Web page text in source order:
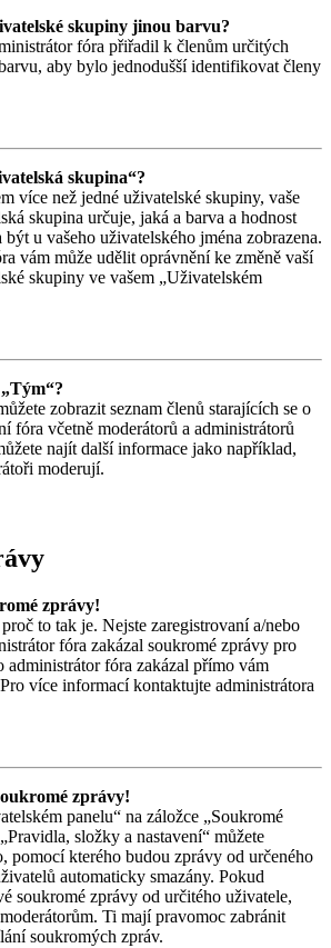
skupiny jinou barvu?
fóra přiřadil k členům určitých
aby bylo jednodušší identifikovat členy
skupina“?
více než jedné uživatelské skupiny, vaše
skupina určuje, jaká a barva a hodnost
u vašeho uživatelského jména zobrazena.
vám může udělit oprávnění ke změně vaší
skupiny ve vašem „Uživatelském
zobrazit seznam členů starajících se o
fóra včetně moderátorů a administrátorů
najít další informace jako například,
moderují.
zprávy!
to tak je. Nejste zaregistrovaní a/nebo
fóra zakázal soukromé zprávy pro
administrátor fóra zakázal přímo vám
více informací kontaktujte administrátora
zprávy!
panelu“ na záložce „Soukromé
složky a nastavení“ můžete
pomocí kterého budou zprávy od určeného
automaticky smazány. Pokud
soukromé zprávy od určitého uživatele,
Ti mají pravomoc zabránit
soukromých zpráv.